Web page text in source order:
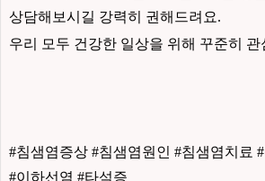
상담해보시길 강력히 권해드려요.
우리 모두 건강한 일상을 위해 꾸준히
#침샘염증상 #침샘염원인 #침샘염치료
#이하선염 #타석증